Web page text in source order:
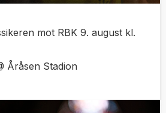
mot RBK 9. august kl.
Åråsen Stadion